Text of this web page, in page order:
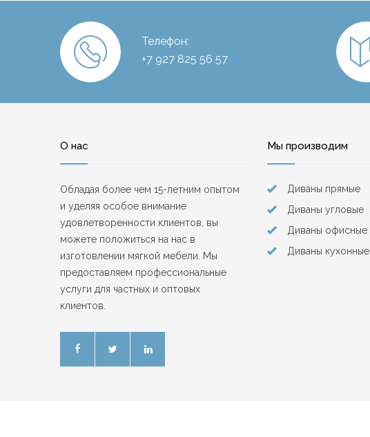
Телефон:
+7 927 825 56 57
О нас
Обладая более чем 15-летним опытом
и уделяя особое внимание
удовлетворенности клиентов, вы
можете положиться на нас в
изготовлении мягкой мебели. Мы
предоставляем профессиональные
услуги для частных и оптовых
клиентов.
Мы производим
Диваны прямые
Диваны угловые
Диваны офисные
Диваны кухонные